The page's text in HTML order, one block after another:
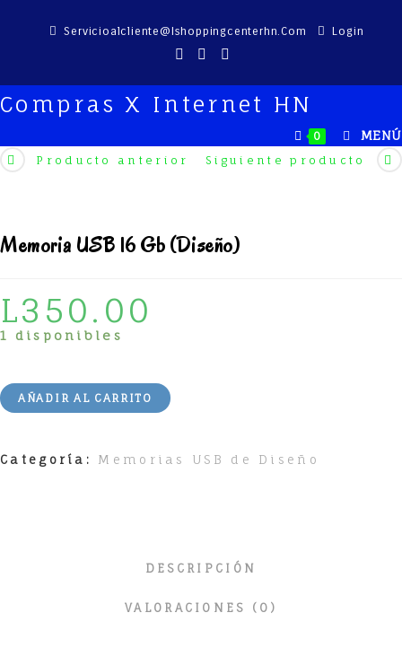
Servicioalcliente@ishoppingcenterhn.com Login
Compras X Internet HN
0 MENÚ
Producto anterior Siguiente producto
Memoria USB 16 Gb (Diseño)
L350.00
1 disponibles
AÑADIR AL CARRITO
Categoría: Memorias USB de Diseño
DESCRIPCIÓN
VALORACIONES (0)